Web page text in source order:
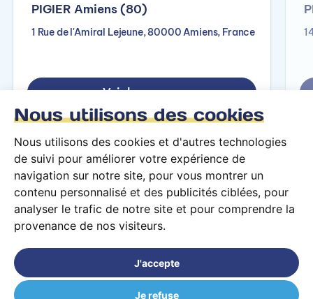
Nous utilisons des cookies
Nous utilisons des cookies et d'autres technologies
de suivi pour améliorer votre expérience de
navigation sur notre site, pour vous montrer un
contenu personnalisé et des publicités ciblées, pour
analyser le trafic de notre site et pour comprendre la
provenance de nos visiteurs.
J'accepte
Je refuse
PIGIER Amiens (80)
1 Rue de l'Amiral Lejeune, 80000 Amiens, France
Voir le campus
Conditions générales d’utilisation
© 2026 PARCOURS Privé tous droits réservés